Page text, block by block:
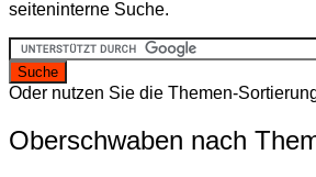
seiteninterne Suche.
Oder nutzen Sie die Themen-
Oberschwaben nach